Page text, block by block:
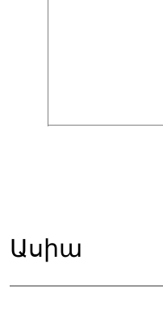
Ասիա